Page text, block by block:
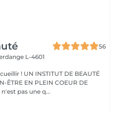
56
L-4601
BEAUTÉ
ÊTRE EN PLEIN COEUR DE
être n'est pas une q...